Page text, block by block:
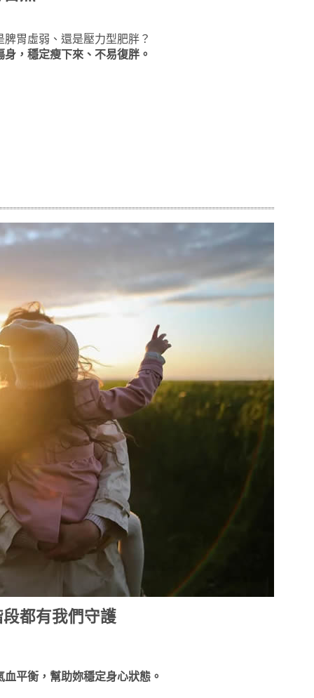
胃虛弱、還是壓力型肥胖？
身，穩定瘦下來、不易復胖。
都有我們守護
平衡，幫助妳穩定身心狀態。